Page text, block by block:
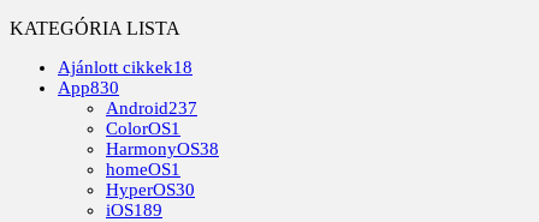
KATEGÓRIA LISTA
Ajánlott cikkek18
App830
Android237
ColorOS1
HarmonyOS38
homeOS1
HyperOS30
iOS189